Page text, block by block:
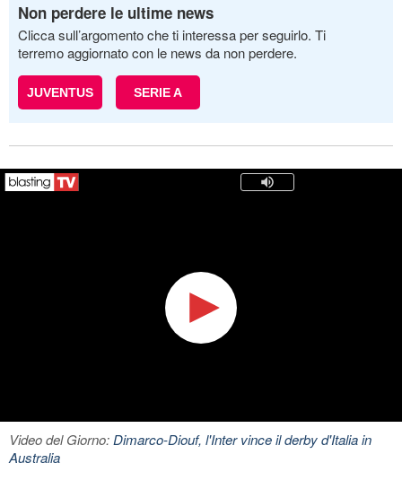
Non perdere le ultime news
Clicca sull’argomento che ti interessa per seguirlo. Ti
terremo aggiornato con le news da non perdere.
JUVENTUS SERIE A
Video del Giorno:Dimarco-Diouf, l'Inter vince il derby d'Italia in
Australia